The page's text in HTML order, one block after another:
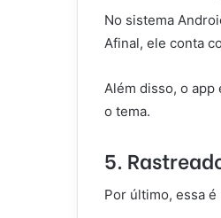
No sistema
Afinal, ele conta
Além disso, o
o tema.
5.
Por último, essa